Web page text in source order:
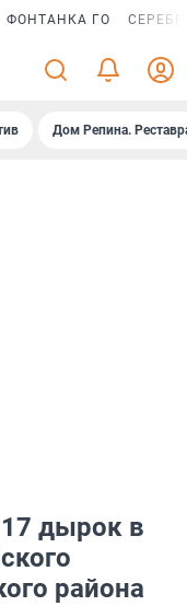
ФОНТАНКА ГО
Дом Репина.
дырок в
района